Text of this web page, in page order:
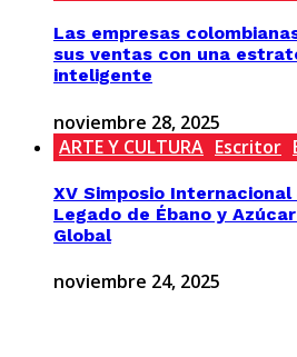
Las empresas
sus ventas con una
inteligente
noviembre 28, 2025
ARTE Y CULTURA Escritor
XV Simposio
Legado de Ébano y
Global
noviembre 24, 2025